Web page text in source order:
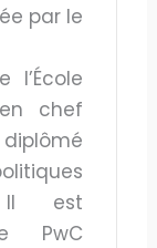
par le
chef
Il est
PwC